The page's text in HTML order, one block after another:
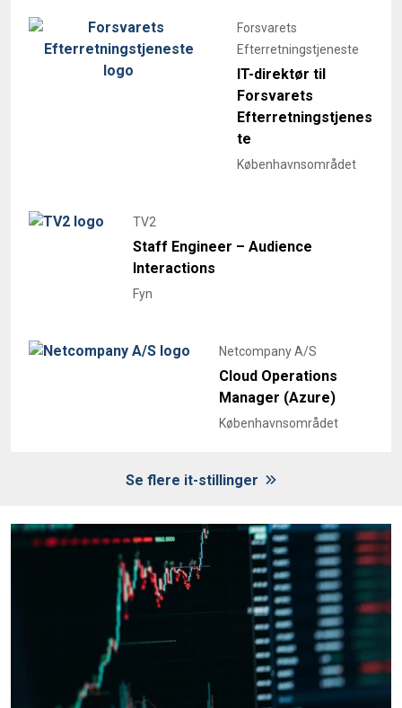
Forsvarets
Efterretningstjeneste
IT-direktør til
Forsvarets
Efterretningstjenes
te
Københavnsområdet
TV2
Staff Engineer – Audience
Interactions
Fyn
Netcompany A/S
Cloud Operations
Manager (Azure)
Københavnsområdet
Se flere it-stillinger